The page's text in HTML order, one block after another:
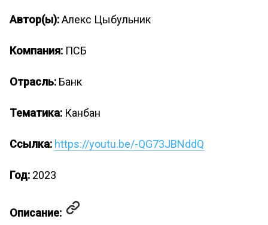
Автор(ы):Алекс Цыбульник
Компания: ПСБ
Отрасль: Банк
Тематика: Канбан
Ссылка: https://youtu.be/-QG73JBNddQ
Год: 2023
Описание: